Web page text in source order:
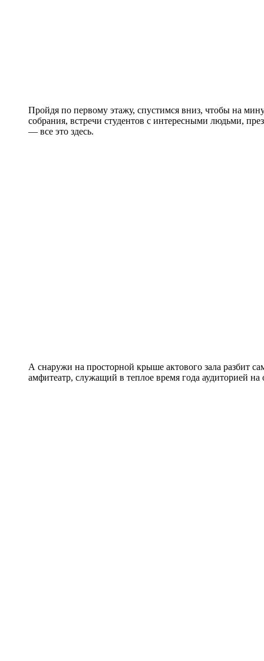
Пройдя по первому этажу, спустимся вниз, чтобы на
собрания, встречи студентов с интересными людьми,
— все это здесь.
А снаружи на просторной крыше актового зала разбит
амфитеатр, служащий в теплое время года аудиторией на